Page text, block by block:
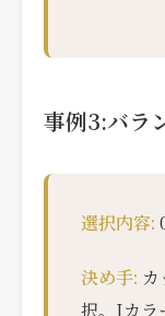
事例3:バラ
選択内容:
決め手:
択。Iカラ